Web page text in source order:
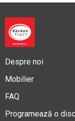
Despre noi
Mobilier
FAQ
Programează o